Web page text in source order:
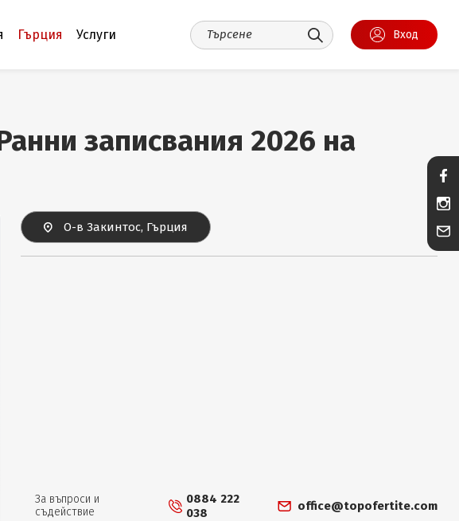
Гърция Услуги Вход
записвания 2026 на
О-в Закинтос, Гърция
За въпроси и
съдействие
0884 222
038
office@topofertite.com